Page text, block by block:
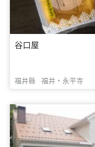
谷口屋
福井縣 福井・永平寺